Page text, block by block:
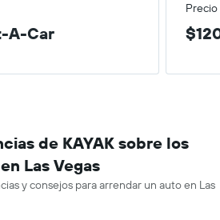
A-Car
de KAYAK sobre los
Las Vegas
y consejos para arrendar un auto en Las